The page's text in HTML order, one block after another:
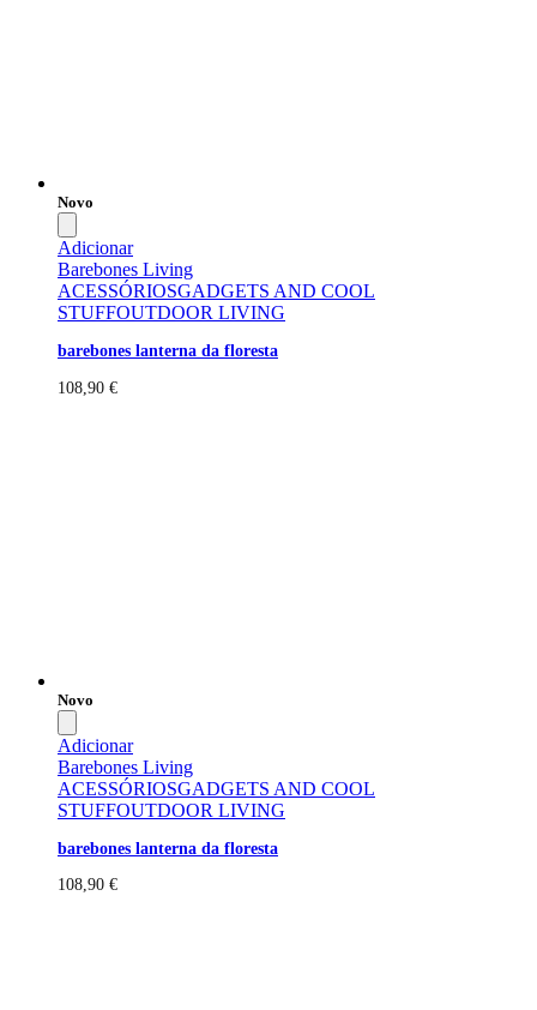
Novo
Adicionar
Barebones Living
ACESSÓRIOSGADGETS AND COOL
STUFFOUTDOOR LIVING
barebones lanterna da floresta
108,90 €
Novo
Adicionar
Barebones Living
ACESSÓRIOSGADGETS AND COOL
STUFFOUTDOOR LIVING
barebones lanterna da floresta
108,90 €